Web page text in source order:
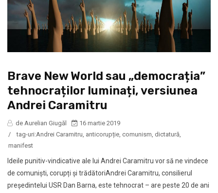
Brave New World sau „democrația”
tehnocraților luminați, versiunea
Andrei Caramitru
de Aurelian Giugăl
16 martie 2019
/
tag-uri:Andrei Caramitru anticorupție comunism dictatură
manifest
Ideile punitiv-vindicative ale lui Andrei Caramitru vor să ne vindece
de comuniști, corupți și trădătoriAndrei Caramitru, consilierul
președintelui USR Dan Barna, este tehnocrat – are peste 20 de ani